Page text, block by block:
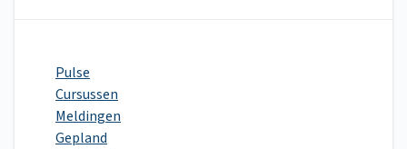
Pulse
Cursussen
Meldingen
Gepland